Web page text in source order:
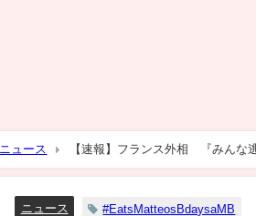
ニュース 【速報】フランス外相 『みんな
ニュース #EatsMatteosBdaysaMB